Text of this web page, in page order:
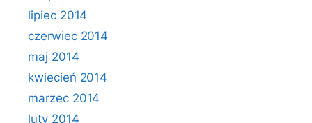
lipiec 2014
czerwiec 2014
maj 2014
kwiecień 2014
marzec 2014
luty 2014